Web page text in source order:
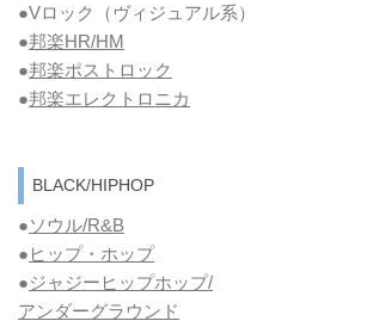
●Vロック
（ヴィジュアル系）
●邦楽HR/HM
●邦楽ポストロック
●邦楽エレクトロニカ
BLACK/HIPHOP
●ソウル/R&B
● ヒップ・ホップ
●ジャジーヒップホップ/
アンダーグラウンド